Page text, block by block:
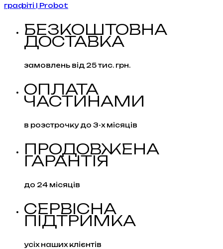
БЕЗКОШТОВНА
ДОСТАВКА
замовлень від 25 тис. грн.
ОПЛАТА
ЧАСТИНАМИ
в розстрочку до 3-х місяців
ПРОДОВЖЕНА
ГАРАНТІЯ
до 24 місяців
СЕРВІСНА
ПІДТРИМКА
усіх наших клієнтів